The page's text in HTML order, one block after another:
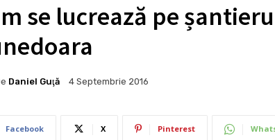
se lucrează pe
Daniel Guţă 4 Septembrie 2016
Facebook X Pinterest